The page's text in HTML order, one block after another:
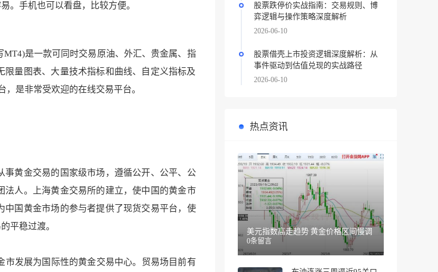
。手机也可以看盘，比较方便。
MT4)是一款可同时交易原油、外汇、贵金属、指
量图表、大量技术指标和曲线、自定义指标及
，是非常受欢迎的在线交易平台。
事黄金交易的国家级市场，遵循公开、公平、公
法人。上海黄金交易所的建立，使中 国的黄金市
中国黄金市场的参与者提供了现货交易平台，使
的平稳过渡。
市发展为国际性的黄金交易中心。贸易场目前有
股票跌停价实战指南：交易规则、博
弈逻辑与操作策略深度解析
2026-06-10
股票借壳上市投资逻辑深度解析：从
事件驱动到估值兑现的实战路径
2026-06-10
热点资讯
美元指数高走趋势 黄金价格区间慢调
0条留言